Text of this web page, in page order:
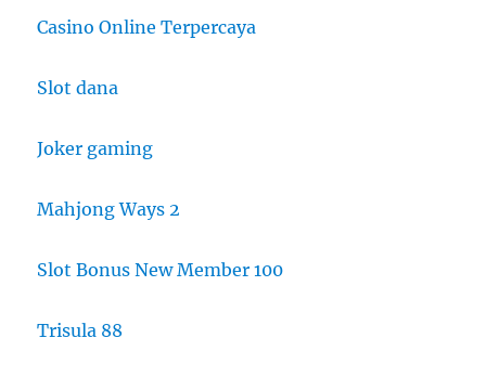
Casino Online Terpercaya
Slot dana
Joker gaming
Mahjong Ways 2
Slot Bonus New Member 100
Trisula 88